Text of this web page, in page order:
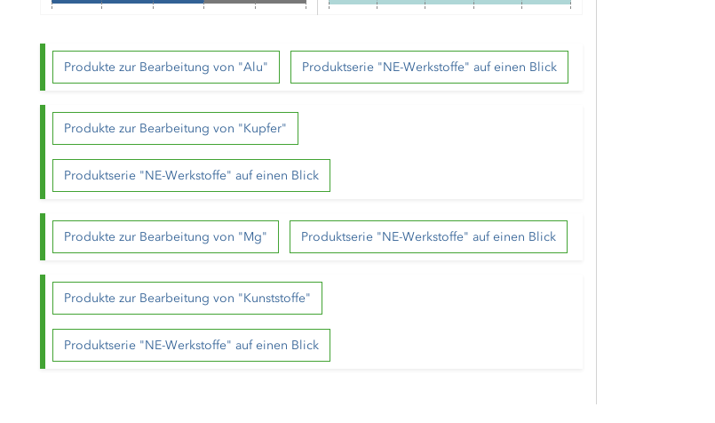
Produkte zur Bearbeitung von "Alu" Produktserie "NE-Werkstoffe" auf einen Blick
Produkte zur Bearbeitung von "Kupfer"
Produktserie "NE-Werkstoffe" auf einen Blick
Produkte zur Bearbeitung von "Mg" Produktserie "NE-Werkstoffe" auf einen Blick
Produkte zur Bearbeitung von "Kunststoffe"
Produktserie "NE-Werkstoffe" auf einen Blick